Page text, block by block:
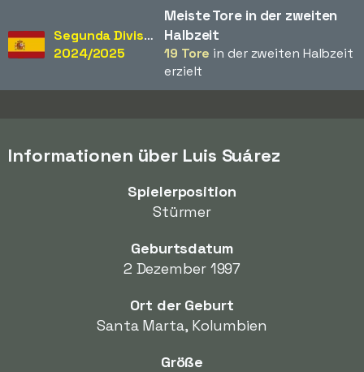
Segunda División
2024/2025
Meiste Tore in der zweiten
Halbzeit
19 Tore in der zweiten Halbzeit
erzielt
Informationen über Luis Suárez
Spielerposition
Stürmer
Geburtsdatum
2 Dezember 1997
Ort der Geburt
Santa Marta, Kolumbien
Größe